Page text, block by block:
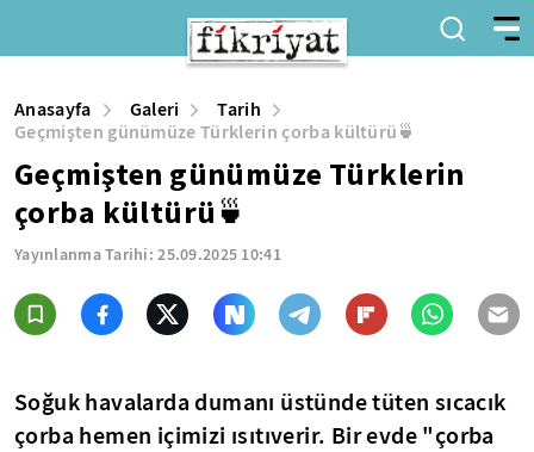
Anasayfa Galeri
Tarih
Geçmişten günümüze Türklerin çorba kültürü🍵
Geçmişten günümüze Türklerin
çorba kültürü🍵
Yayınlanma Tarihi:25.09.2025 10:41
Soğuk havalarda dumanı üstünde tüten sıcacık
çorba hemen içimizi ısıtıverir. Bir evde "çorba